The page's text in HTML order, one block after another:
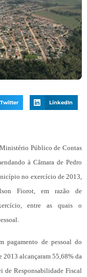
Twitter LinkedIn
Público de Contas
à Câmara de Pedro
no exercício de 2013,
Fiorot, em razão de
entre as quais o
pagamento de pessoal do
2013 alcançaram 55,68% da
de Responsabilidade Fiscal